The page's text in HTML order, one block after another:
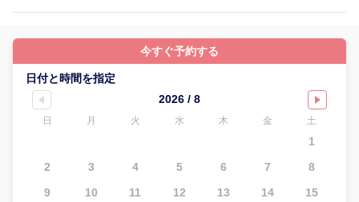
今すぐ予約する
日付と時間を指定
2026 / 8
日 月 火 水 木 金 土
1
2
3 4 5 6 7
8
9
10 11 12 13 14
15